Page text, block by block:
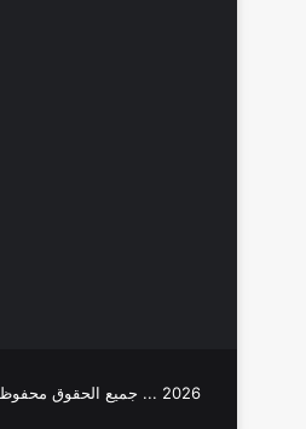
2026 ... جميع الحقوق محفوظة ©